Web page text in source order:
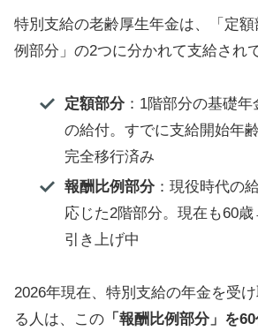
特別支給の老齢厚生年金は、「定
例部分」の2つに分かれて支給され
定額部分：1階部分の基礎年
の給付。すでに支給開始年
完全移行済み
報酬比例部分：現役時代の
応じた2階部分。現在も60
引き上げ中
2026年現在、特別支給の年金を受
る人は、この 「報酬比例部分」を